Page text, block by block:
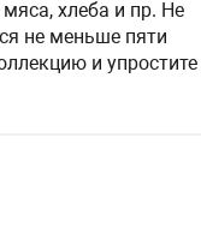
хлеба и пр. Не
не меньше пяти
и упростите